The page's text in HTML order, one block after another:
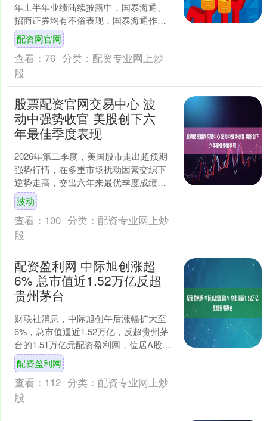
年上半年业绩陆续披露中，国泰海通、
招商证券均有不俗表现，国泰海通作为
首家披露半年度200亿级净利润的券商，
创下半年度业....
配资网官网
查看： 76 分类： 配资专业网上炒
股
股票配资官网交易中心 波
动中强势收官 美股创下六
年最佳季度表现
2026年第二季度，美国股市走出超预期
强势行情，在多重市场扰动因素交织下
逆势走高，交出六年来最优季度成绩
单。截至6月30日收盘，标普500指数季
度涨幅达14.9....
波动
查看： 100 分类： 配资专业网上炒
股
配资盈利网 中际旭创涨超
6% 总市值近1.52万亿反超
贵州茅台
财联社消息，中际旭创午后涨幅扩大至
6%，总市值逼近1.52万亿，反超贵州茅
台的1.51万亿元配资盈利网，位居A股总
市值第六位。 \n 原标题：中际旭创涨超
6% ....
配资盈利网
查看： 112 分类： 配资专业网上炒
股